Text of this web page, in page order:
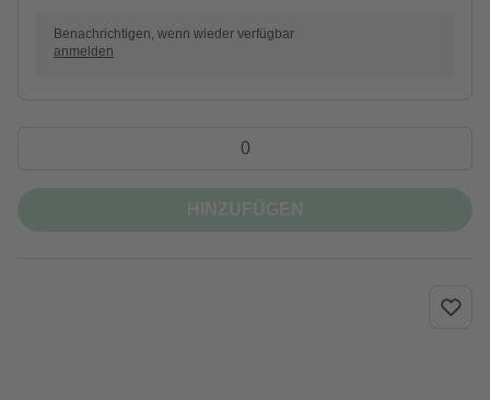
Benachrichtigen, wenn wieder verfügbar
anmelden